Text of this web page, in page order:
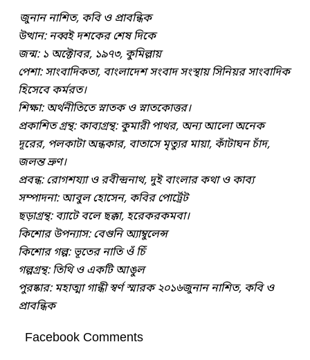
জুনান নাশিত, কবি ও প্রাবন্ধিক
উত্থান: নব্বই দশকের শেষ দিকে
জন্ম: ১ অক্টোবর, ১৯৭৩, কুমিল্লায়
পেশা: সাংবাদিকতা, বাংলাদেশ সংবাদ সংস্থায় সিনিয়র সাংবাদিক
হিসেবে কর্মরত।
শিক্ষা: অর্থনীতিতে স্নাতক ও স্নাতকোত্তর।
প্রকাশিত গ্রন্থ: কাব্যগ্রন্থ: কুমারী পাথর, অন্য আলো অনেক
দূরের, পলকাটা অন্ধকার, বাতাসে মৃত্যুর মায়া, কাঁটাঘন চাঁদ,
জলন্ত ভ্রুণ।
প্রবন্ধ: রোগশয্যা ও রবীন্দ্রনাথ, দুই বাংলার কথা ও কাব্য
সম্পাদনা: আবুল হোসেন, কবির পোর্ট্রেট
ছড়াগ্রন্থ: ব্যাটে বলে ছক্কা, হরেকরকমবা।
কিশোর উপন্যাস: বেগুনি অ্যাম্বুলেন্স
কিশোর গল্প: ভূতের নাতি ওঁ চিঁ
গল্পগ্রন্থ: তিথি ও একটি আঙুল
পুরষ্কার: মহাত্মা গান্ধী স্বর্ণ স্মারক ২০১৬জুনাননাশিত, কবি ও
প্রাবন্ধিক
Facebook Comments